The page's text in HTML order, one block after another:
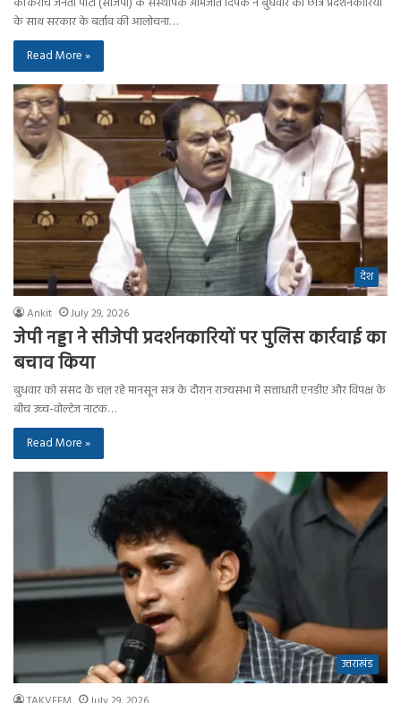
के साथ सरकार के बर्ताव की आलोचना…
Read More »
देश
Ankit July 29, 2026
जेपी नड्डा ने सीजेपी प्रदर्शनकारियों पर पुलिस कार्रवाई का
बचाव किया
बुधवार को संसद के चल रहे मानसून सत्र के दौरान राज्यसभा में सत्ताधारी एनडीए और विपक्ष के
बीच उच्च-वोल्टेज नाटक…
Read More »
उत्तराखंड